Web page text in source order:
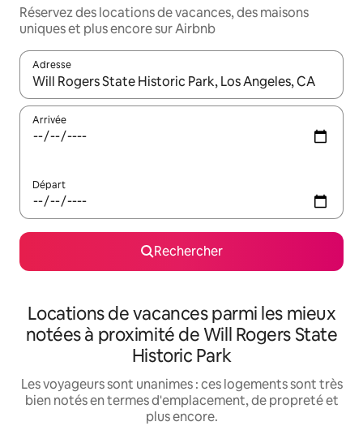
Réservez des locations de vacances, des maisons
uniques et plus encore sur Airbnb
Adresse
Lorsque les résultats s'affichent, utilisez les flèches vers le
Arrivée
Départ
Rechercher
Locations de vacances parmi les mieux
notées à proximité de Will Rogers State
Historic Park
Les voyageurs sont unanimes : ces logements sont très
bien notés en termes d'emplacement, de propreté et
plus encore.